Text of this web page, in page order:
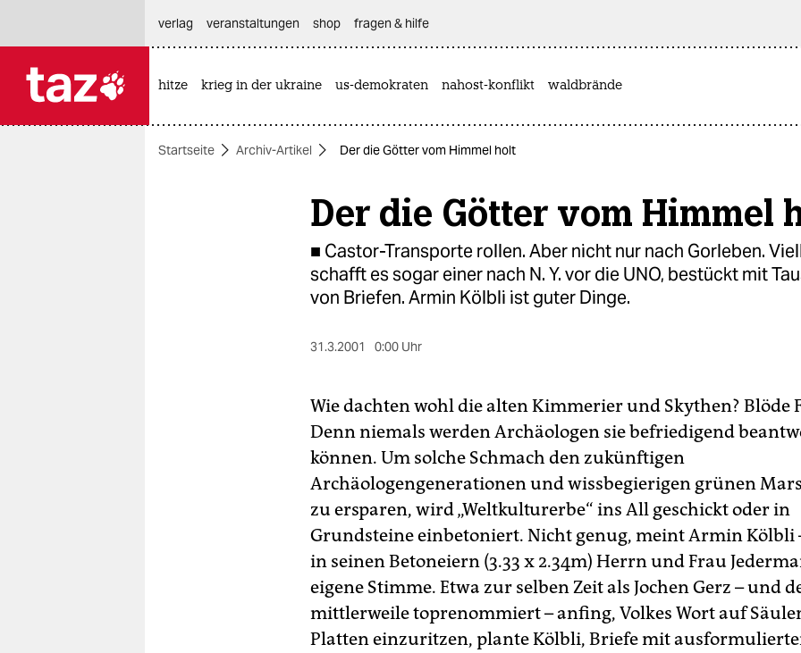
themen
verlag
veranstaltungen shop fragen & hilfe
hitze krieg in der ukraine us-demokraten nahost-konflikt waldbrände
Startseite Archiv-Artikel Der die Götter vom Himmel holt
Der die Götter vom Himmel
■ Castor-Transporte rollen. Aber nicht nur nach Gorleben.
schafft es sogar einer nach N. Y. vor die UNO, bestückt mit
von Briefen. Armin Kölbli ist guter Dinge.
31.3.2001 0:00 Uhr
Wie dachten wohl die alten Kimmerier und Skythen? Blöde
Denn niemals werden Archäologen sie befriedigend
können. Um solche Schmach den zukünftigen
Archäologengenerationen und wissbegierigen grünen
zu ersparen, wird „Weltkulturerbe“ ins All geschickt oder in
Grundsteine einbetoniert. Nicht genug, meint Armin Kölbli
in seinen Betoneiern (3.33 x 2.34m) Herrn und Frau
eigene Stimme. Etwa zur selben Zeit als Jochen Gerz – und
mittlerweile toprenommiert – anfing, Volkes Wort auf
Platten einzuritzen, plante Kölbli, Briefe mit